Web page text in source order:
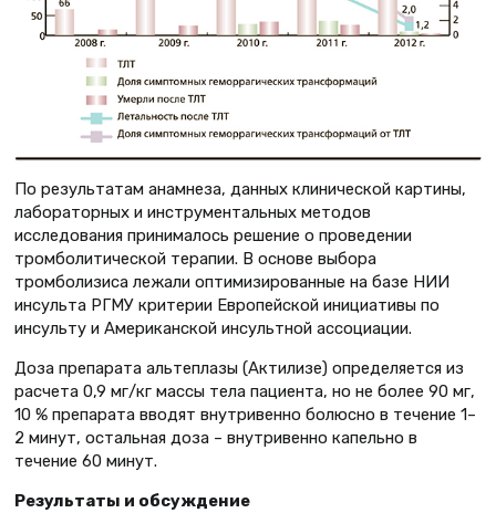
По результатам анамнеза, данных клинической картины,
лабораторных и инструментальных методов
исследования принималось решение о проведении
тромболитической терапии. В основе выбора
тромболизиса лежали оптимизированные на базе НИИ
инсульта РГМУ критерии Европейской инициативы по
инсульту и Американской инсультной ассоциации.
Доза препарата альтеплазы (Актилизе) определяется из
расчета 0,9 мг/кг массы тела пациента, но не более 90 мг,
10 % препарата вводят внутривенно болюсно в течение 1–
2 минут, остальная доза – внутривенно капельно в
течение 60 минут.
Результаты и обсуждение